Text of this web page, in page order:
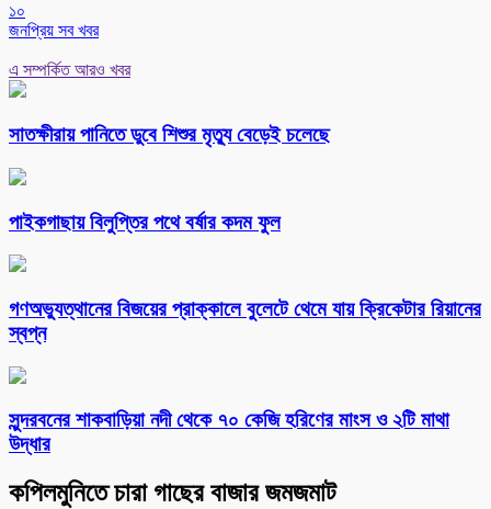
১০
জনপ্রিয় সব খবর
এ সম্পর্কিত আরও খবর
সাতক্ষীরায় পানিতে ডুবে শিশুর মৃত্যু বেড়েই চলেছে
পাইকগাছায় বিলুপ্তির পথে বর্ষার কদম ফুল
গণঅভ্যুত্থানের বিজয়ের প্রাক্কালে বুলেটে থেমে যায় ক্রিকেটার রিয়ানের
স্বপ্ন
সুন্দরবনের শাকবাড়িয়া নদী থেকে ৭০ কেজি হরিণের মাংস ও ২টি মাথা
উদ্ধার
কপিলমুনিতে চারা গাছের বাজার জমজমাট